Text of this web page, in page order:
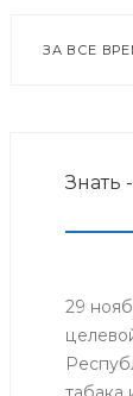
ЗА ВСЕ
Знать
29